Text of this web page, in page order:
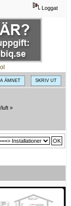
Loggat
ÄMNET SKRIV UT
luft »